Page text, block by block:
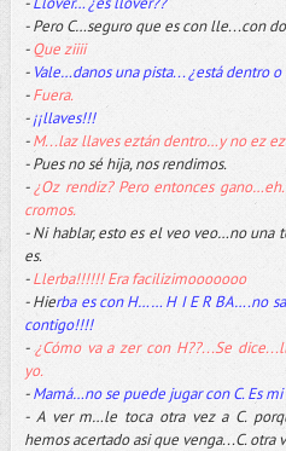
- Pero C…seguro que es con lle...con
-Que ziiii
-Vale…danos una pista... ¿está dentro
-Fuera.
-¡¡llaves!!!
-M...laz llaves eztán dentro…y no ez
- Pues no sé hija, nos rendimos.
-¿Oz rendiz? Pero entonces
cromos.
- Ni hablar, esto es el veo veo…no
es.
-Llerba!!!!!! Era facilizimooooooo
- Hierba es con H…… H I E R BA….no
contigo!!!!
-¿Cómo va a zer con H??...Se
yo.
-Mamá…no se puede jugar con C. Es
- A ver m…le toca otra vez a C.
hemos acertado asi que venga...C.